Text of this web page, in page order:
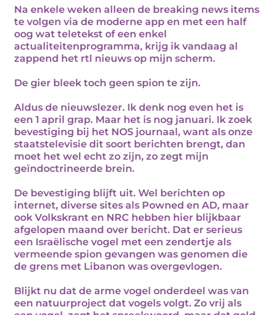
Na enkele weken alleen de breaking news items
te volgen via de moderne app en met een half
oog wat teletekst of een enkel
actualiteitenprogramma, krijg ik vandaag al
zappend het rtl nieuws op mijn scherm.
De gier bleek toch geen spion te zijn.
Aldus de nieuwslezer. Ik denk nog even het is
een 1 april grap. Maar het is nog januari. Ik zoek
bevestiging bij het NOS journaal, want als onze
staatstelevisie dit soort berichten brengt, dan
moet het wel echt zo zijn, zo zegt mijn
geïndoctrineerde brein.
De bevestiging blijft uit. Wel berichten op
internet, diverse sites als Powned en AD, maar
ook Volkskrant en NRC hebben hier blijkbaar
afgelopen maand over bericht. Dat er serieus
een Israëlische vogel met een zendertje als
vermeende spion gevangen was genomen die
de grens met Libanon was overgevlogen.
Blijkt nu dat de arme vogel onderdeel was van
een natuurproject dat vogels volgt. Zo vrij als